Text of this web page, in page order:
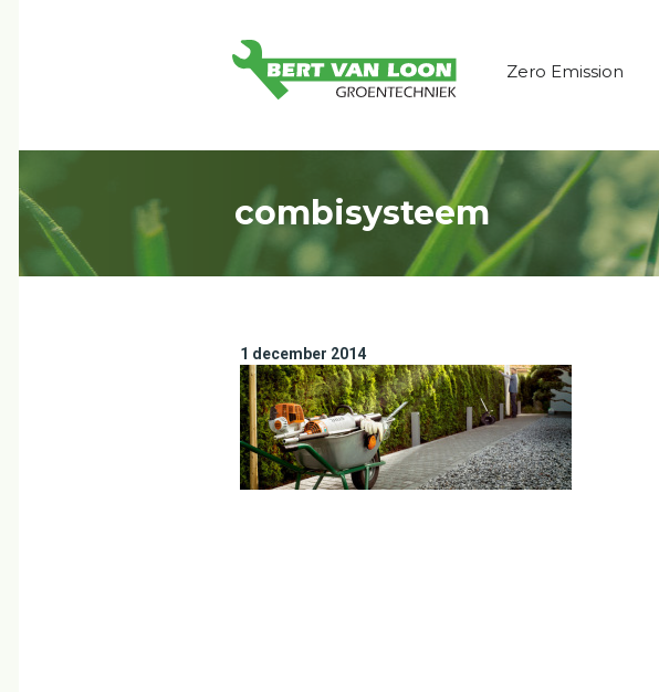
Zero Emission
combisysteem
1 december 2014